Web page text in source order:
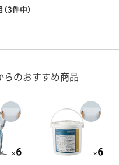
3件中）
らのおすすめ商品